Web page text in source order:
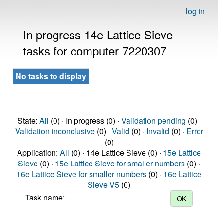
log in
In progress 14e Lattice Sieve
tasks for computer 7220307
No tasks to display
State: All (0) · In progress (0) · Validation pending (0) ·
Validation inconclusive(0) · Valid (0) · Invalid (0) · Error
(0)
Application: All (0) · 14e Lattice Sieve (0) · 15e Lattice
Sieve (0) · 15e Lattice Sieve for smaller numbers (0) ·
16e Lattice Sieve for smaller numbers (0) · 16e Lattice
Sieve V5 (0)
Task name: